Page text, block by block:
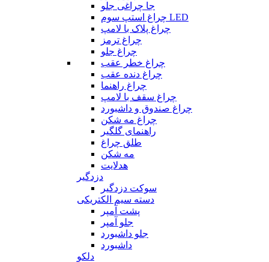
جا چراغی جلو
چراغ استپ سوم LED
چراغ پلاک با لامپ
چراغ ترمز
چراغ جلو
چراغ خطر عقب
چراغ دنده عقب
چراغ راهنما
چراغ سقف با لامپ
چراغ صندوق و داشبورد
چراغ مه شکن
راهنمای گلگیر
طلق چراغ
مه شکن
هدلایت
دزدگیر
سوکت دزدگیر
دسته سیم الکتریکی
پشت آمپر
جلو آمپر
جلو داشبورد
داشبورد
دلکو